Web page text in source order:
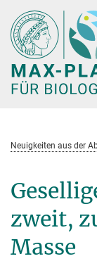
Hauptinhalt
Neuigkeiten aus der
zweit,
Masse